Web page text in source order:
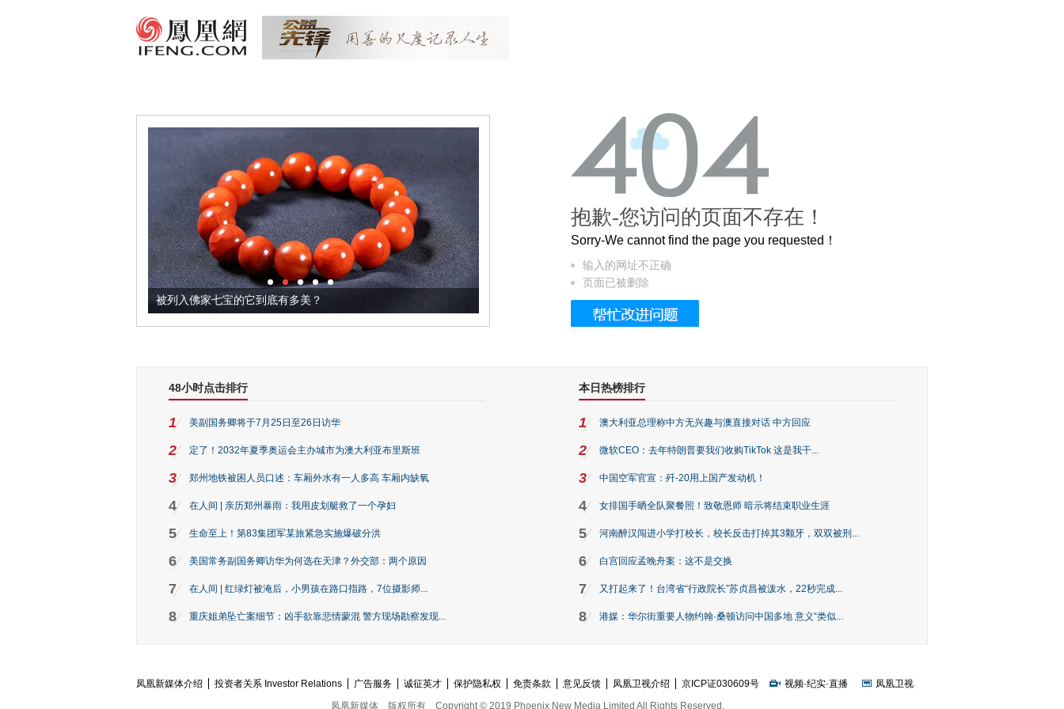
被列入佛家七宝的它到底有多美？ 这个3.2米的长卷，还原了600岁的紫禁城
抱歉-您访问的页面不存在！
Sorry-We cannot find the page you requested！
输入的网址不正确
页面已被删除
48小时点击排行
1 美副国务卿将于7月25日至26日访华
2 定了！2032年夏季奥运会主办城市为澳大利亚布里斯班
3 郑州地铁被困人员口述：车厢外水有一人多高 车厢内缺氧
4 在人间 | 亲历郑州暴雨：我用皮划艇救了一个孕妇
5 生命至上！第83集团军某旅紧急实施爆破分洪
6 美国常务副国务卿访华为何选在天津？外交部：两个原因
7 在人间 | 红绿灯被淹后，小男孩在路口指路，7位摄影师...
8 重庆姐弟坠亡案细节：凶手欲靠悲情蒙混 警方现场勘察发现...
本日热榜排行
1 澳大利亚总理称中方无兴趣与澳直接对话 中方回应
2 微软CEO：去年特朗普要我们收购TikTok 这是我干...
3 中国空军官宣：歼-20用上国产发动机！
4 女排国手晒全队聚餐照！致敬恩师 暗示将结束职业生涯
5 河南醉汉闯进小学打校长，校长反击打掉其3颗牙，双双被刑...
6 白宫回应孟晚舟案：这不是交换
7 又打起来了！台湾省“行政院长”苏贞昌被泼水，22秒完成...
8 港媒：华尔街重要人物约翰·桑顿访问中国多地 意义“类似...
凤凰新媒体介绍 投资者关系 Investor Relations 广告服务 诚征英才 保护隐私权 免责条款 意见反馈 凤凰卫视介绍 京ICP证030609号 视频·纪实·直播
凤凰卫视
凤凰新媒体
版权所有 Copyright © 2019 Phoenix New Media Limited All Rights Reserved.